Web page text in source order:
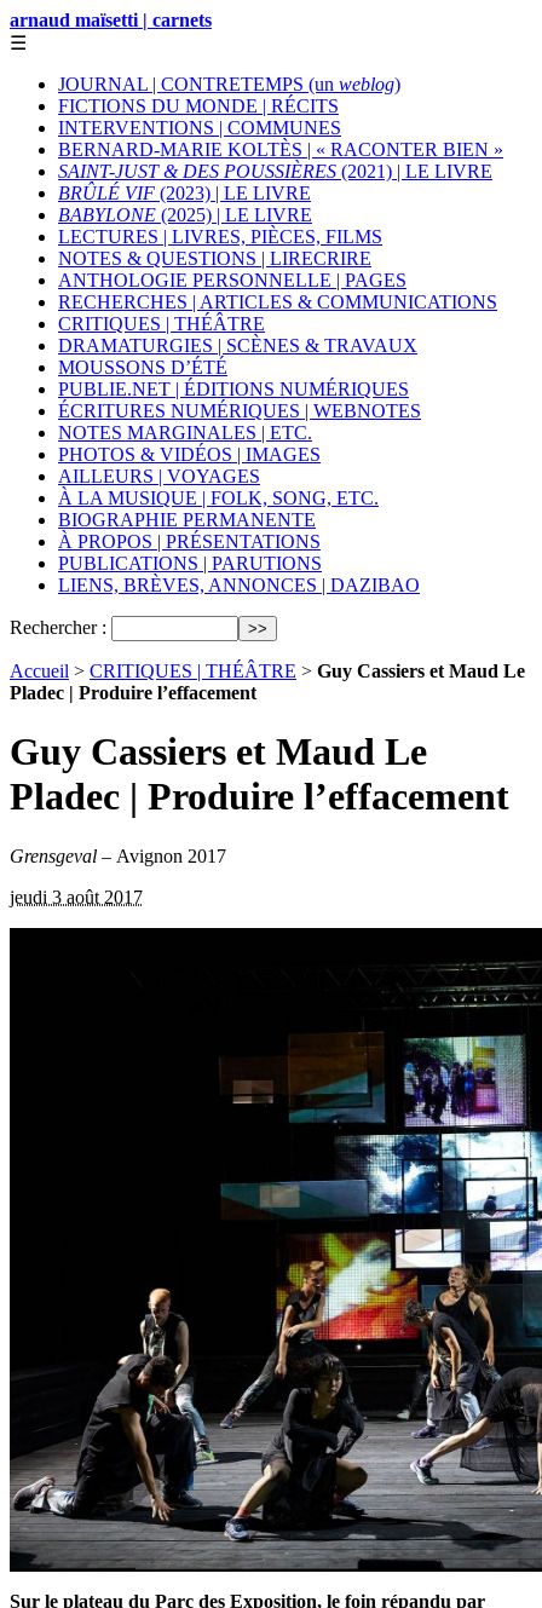
arnaud maïsetti | carnets
☰
JOURNAL | CONTRETEMPS (un weblog)
FICTIONS DU MONDE | RÉCITS
INTERVENTIONS | COMMUNES
BERNARD-MARIE KOLTÈS | « RACONTER BIEN »
SAINT-JUST & DES POUSSIÈRES (2021) | LE LIVRE
BRÛLÉ VIF (2023) | LE LIVRE
BABYLONE (2025) | LE LIVRE
LECTURES | LIVRES, PIÈCES, FILMS
NOTES & QUESTIONS | LIRECRIRE
ANTHOLOGIE PERSONNELLE | PAGES
RECHERCHES | ARTICLES & COMMUNICATIONS
CRITIQUES | THÉÂTRE
DRAMATURGIES | SCÈNES & TRAVAUX
MOUSSONS D’ÉTÉ
PUBLIE.NET | ÉDITIONS NUMÉRIQUES
ÉCRITURES NUMÉRIQUES | WEBNOTES
NOTES MARGINALES | ETC.
PHOTOS & VIDÉOS | IMAGES
AILLEURS | VOYAGES
À LA MUSIQUE | FOLK, SONG, ETC.
BIOGRAPHIE PERMANENTE
À PROPOS | PRÉSENTATIONS
PUBLICATIONS | PARUTIONS
LIENS, BRÈVES, ANNONCES | DAZIBAO
Rechercher :
Accueil > CRITIQUES | THÉÂTRE > Guy Cassiers et Maud Le
Pladec | Produire l’effacement
Guy Cassiers et Maud Le
Pladec | Produire l’effacement
Grensgeval – Avignon 2017
jeudi 3 août 2017
Sur le plateau du Parc des Exposition, le foin répandu par